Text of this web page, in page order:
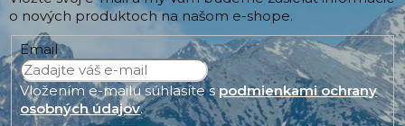
o nových produktoch na našom e-shope.
Email
Vložením e-mailu súhlasíte spodmienkami ochrany
osobných údajov.